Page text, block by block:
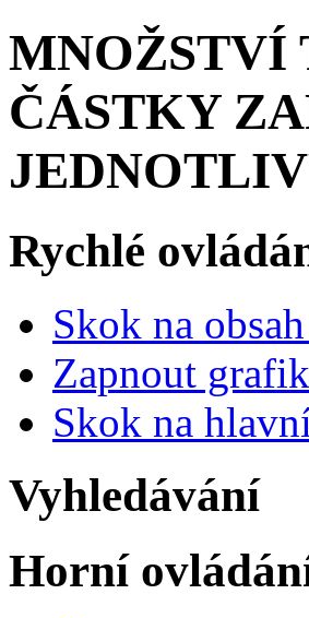
MNOŽSTVÍ
ČÁSTKY
Rychlé
Skok na
Zapnout
Skok na
Vyhledávání
Horní